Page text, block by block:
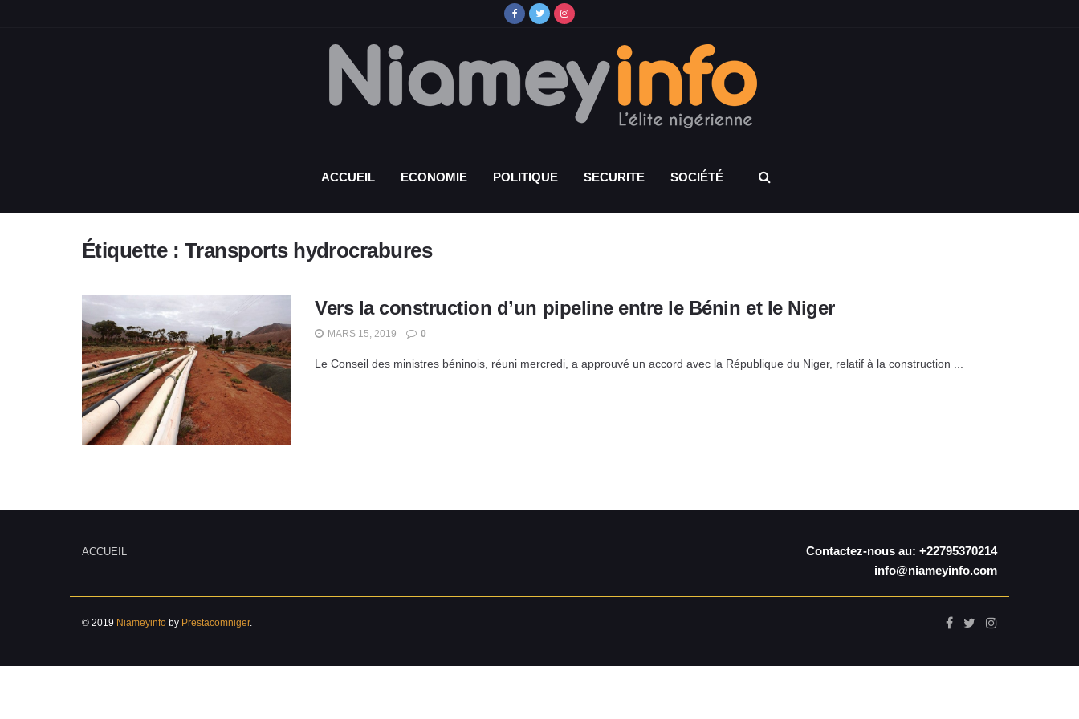
ACCUEIL ECONOMIE POLITIQUE SECURITE SOCIÉTÉ
Étiquette : Transports hydrocrabures
Vers la construction d’un pipeline entre le Bénin et le Niger
MARS 15, 2019 0
Le Conseil des ministres béninois, réuni mercredi, a approuvé un accord avec la République du Niger, relatif à la construction ...
ACCUEIL
Contactez-nous au: +22795370214
info@niameyinfo.com
© 2019 Niameyinfo by Prestacomniger.